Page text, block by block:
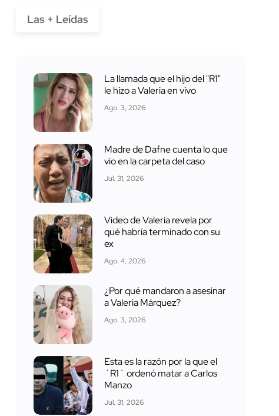
Las + Leídas
La llamada que el hijo del "R1"
le hizo a Valeria en vivo
Ago. 3, 2026
Madre de Dafne cuenta lo que
vio en la carpeta del caso
Jul. 31, 2026
Video de Valeria revela por
qué habría terminado con su
ex
Ago. 4, 2026
¿Por qué mandaron a asesinar
a Valeria Márquez?
Ago. 3, 2026
Esta es la razón por la que el
´R1´ ordenó matar a Carlos
Manzo
Jul. 31, 2026